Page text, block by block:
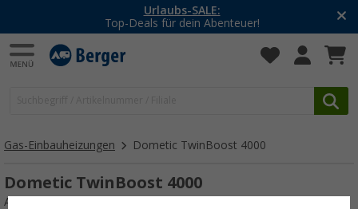
Top-Deals für dein Abenteuer!
Gas-Einbauheizungen Dometic TwinBoost 4000
Dometic TwinBoost 4000
Art.-Nr.: 140511